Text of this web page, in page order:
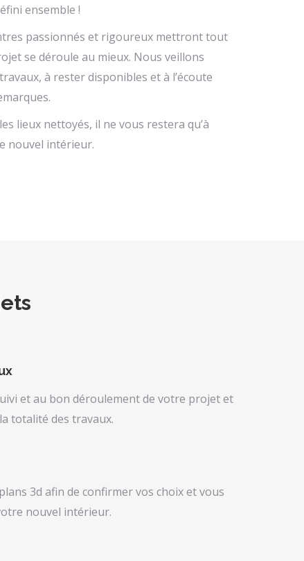
ensemble !
passionnés et rigoureux mettront tout
se déroule au mieux. Nous veillons
à rester disponibles et à l’écoute
lieux nettoyés, il ne vous restera qu’à
nouvel intérieur.
et au bon déroulement de votre projet et
totalité des travaux.
3d afin de confirmer vos choix et vous
nouvel intérieur.